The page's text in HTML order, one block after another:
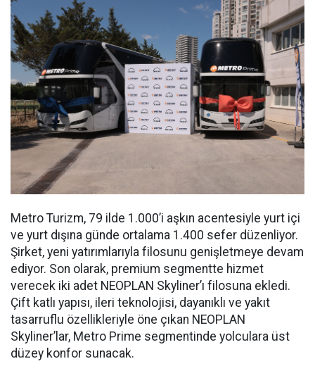
Metro Turizm, 79 ilde 1.000’i aşkın acentesiyle yurt içi
ve yurt dışına günde ortalama 1.400 sefer düzenliyor.
Şirket, yeni yatırımlarıyla filosunu genişletmeye devam
ediyor. Son olarak, premium segmentte hizmet
verecek iki adet NEOPLAN Skyliner’ı filosuna ekledi.
Çift katlı yapısı, ileri teknolojisi, dayanıklı ve yakıt
tasarruflu özellikleriyle öne çıkan NEOPLAN
Skyliner’lar, Metro Prime segmentinde yolculara üst
düzey konfor sunacak.